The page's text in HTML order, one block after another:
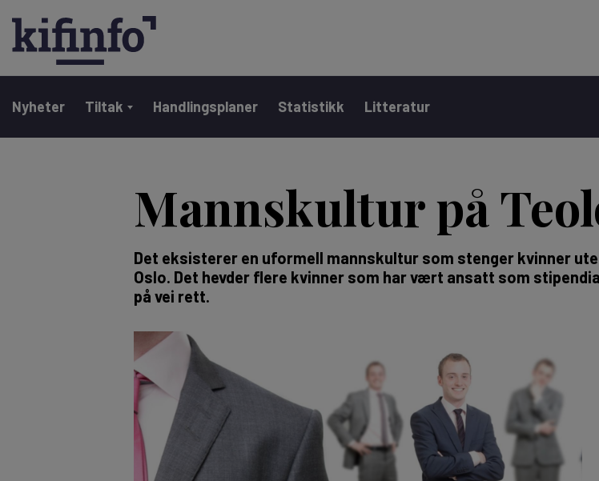
Main navigation
Nyheter Tiltak Handlingsplaner Statistikk Litteratur
Mannskultur på
Det eksisterer en uformell mannskultur som stenger kvinner
Oslo. Det hevder flere kvinner som har vært ansatt som
på vei rett.